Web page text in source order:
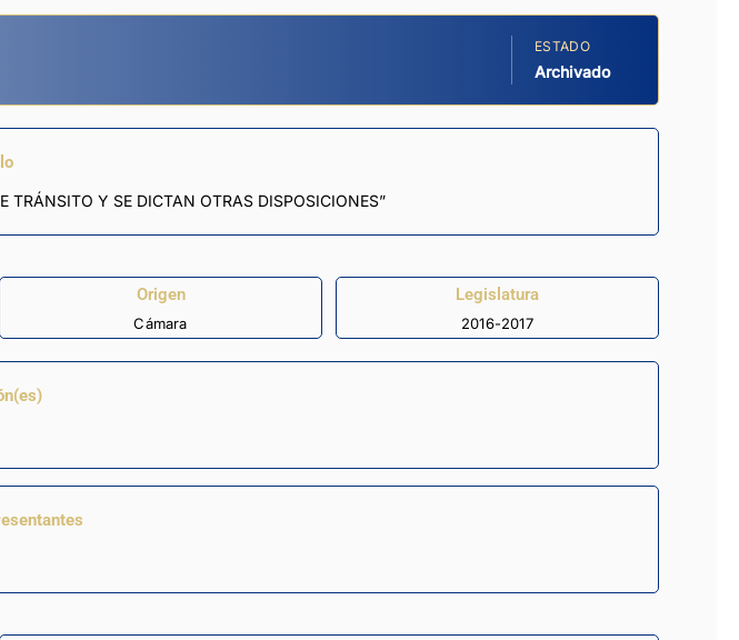
ESTADO
Archivado
TRÁNSITO Y SE DICTAN OTRAS DISPOSICIONES”
Origen
Cámara
Legislatura
2016-2017